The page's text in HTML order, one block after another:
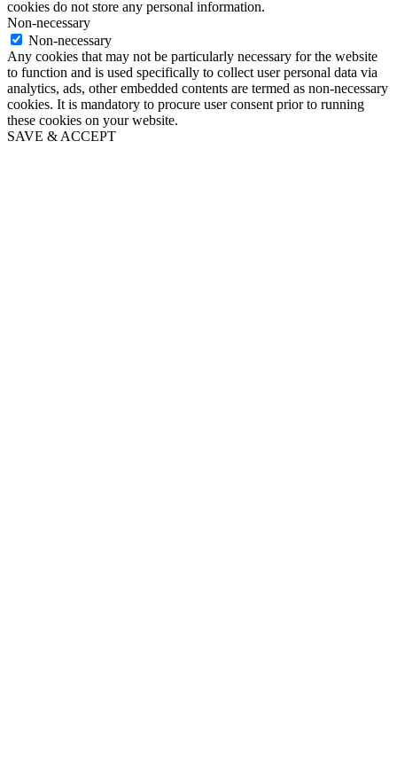
cookies do not store any personal information.
Non-necessary
Non-necessary
Any cookies that may not be particularly necessary for the website
to function and is used specifically to collect user personal data via
analytics, ads, other embedded contents are termed as non-necessary
cookies. It is mandatory to procure user consent prior to running
these cookies on your website.
SAVE & ACCEPT